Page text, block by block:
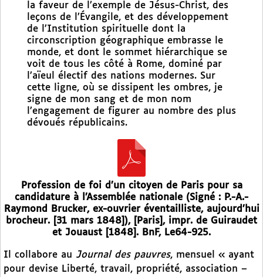
la faveur de l’exemple de Jésus-Christ, des
leçons de l’Évangile, et des développement
de l’Institution spirituelle dont la
circonscription géographique embrasse le
monde, et dont le sommet hiérarchique se
voit de tous les côté à Rome, dominé par
l’aïeul électif des nations modernes. Sur
cette ligne, où se dissipent les ombres, je
signe de mon sang et de mon nom
l’engagement de figurer au nombre des plus
dévoués républicains.
Profession de foi d’un citoyen de Paris pour sa
candidature à l’Assemblée nationale (Signé : P.-A.-
Raymond Brucker, ex-ouvrier éventailliste, aujourd’hui
brocheur. [31 mars 1848]), [Paris], impr. de Guiraudet
et Jouaust [1848]. BnF, Le64-925.
Il collabore au Journal des pauvres, mensuel « ayant
pour devise Liberté, travail, propriété, association –